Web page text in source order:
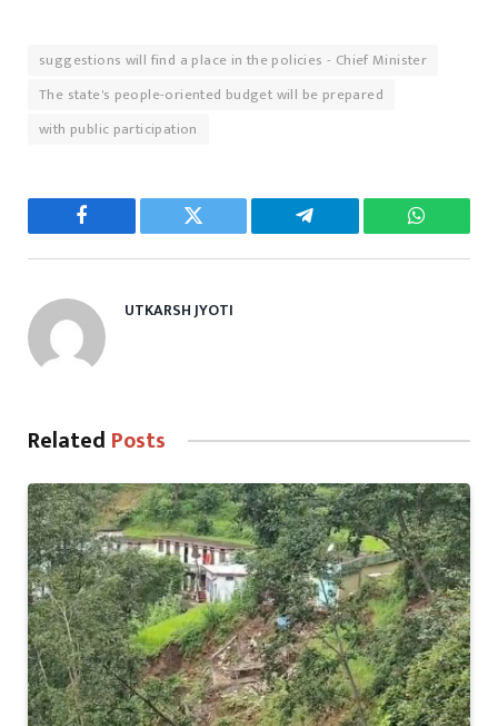
suggestions will find a place in the policies - Chief Minister
The state's people-oriented budget will be prepared
with public participation
Facebook Twitter Telegram
UTKARSH JYOTI
Related Posts